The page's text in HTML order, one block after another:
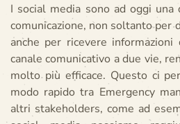
I social media sono ad oggi
comunicazione, non soltanto per
anche per ricevere
canale comunicativo a due vie,
molto più efficace. Questo ci
modo rapido tra Emergency
altri stakeholders, come ad